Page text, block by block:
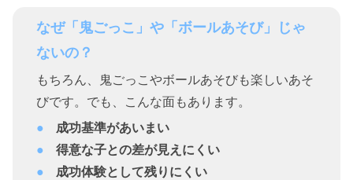
なぜ「鬼ごっこ」や「ボールあそび」じゃ
ないの？
もちろん、鬼ごっこやボールあそびも楽しいあそ
びです。でも、こんな面もあります。
成功基準があいまい
得意な子との差が見えにくい
成功体験として残りにくい